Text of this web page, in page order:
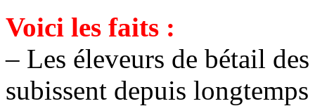
Voici les faits :
– Les éleveurs de bétail
subissent depuis